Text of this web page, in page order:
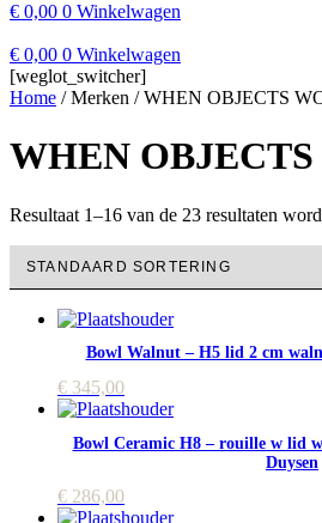
€ 0,00 0 Winkelwagen
Gifts
Giftcards
Art
Kitchen
Fragrances
Books
Christmas
€ 0,00 0 Winkelwagen
[weglot_switcher]
Art
Kitchen
Tableware
Lightning
Fragrances
Books
Christmas
Home / Merken / WHEN OBJECTS
WHEN
Resultaat 1–16 van de 23 resultaten
Bowl Walnut – H5 lid 2 cm
€ 345,00
Bowl Ceramic H8 – rouille w lid
Duysen
€ 286,00